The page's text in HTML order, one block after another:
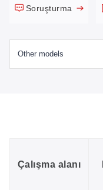
Soruşturma
Çalışma alanı